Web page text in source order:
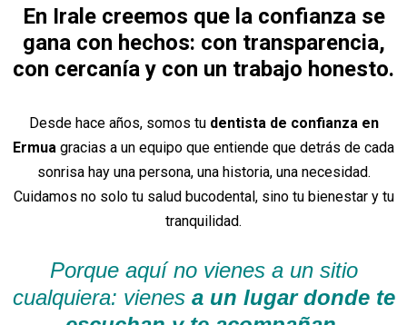
En Irale creemos que la confianza se
gana con hechos: con transparencia,
con cercanía y con un trabajo honesto.
Desde hace años, somos tu dentista de confianza en
Ermua gracias a un equipo que entiende que detrás de cada
sonrisa hay una persona, una historia, una necesidad.
Cuidamos no solo tu salud bucodental, sino tu bienestar y tu
tranquilidad.
Porque aquí no vienes a un sitio
cualquiera: vienes a un lugar donde te